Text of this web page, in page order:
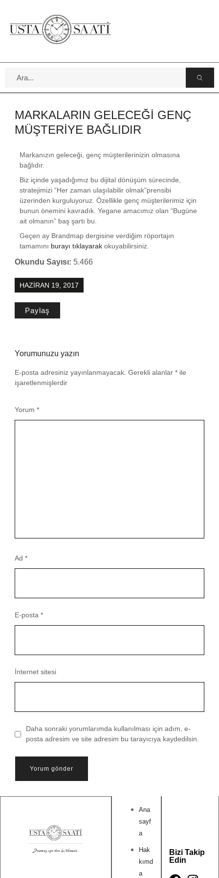
MARKALARIN GELECEĞİ GENÇ
MÜŞTERİYE BAĞLIDIR
Markanızın geleceği, genç müşterilerinizin olmasına
bağlıdır.
Biz içinde yaşadığımız bu dijital dönüşüm sürecinde,
stratejimizi “Her zaman ulaşılabilir olmak”prensibi
üzerinden kurguluyoruz. Özellikle genç müşterilerimiz için
bunun önemini kavradık. Yegane amacımız olan “Bugüne
ait olmanın” baş şartı bu.
Geçen ay Brandmap dergisine verdiğim röportajın
tamamını burayı tıklayarak okuyabilirsiniz.
Okundu Sayısı: 5.466
HAZIRAN 19, 2017
Paylaş
Yorumunuzu yazın
E-posta adresiniz yayınlanmayacak. Gerekli alanlar * ile
işaretlenmişlerdir
Yorum *
Ad *
E-posta *
İnternet sitesi
Daha sonraki yorumlarımda kullanılması için adım, e-
posta adresim ve site adresim bu tarayıcıya kaydedilsin.
Ana
sayf
a
Hak
kımd
a
Bizi Takip
Edin